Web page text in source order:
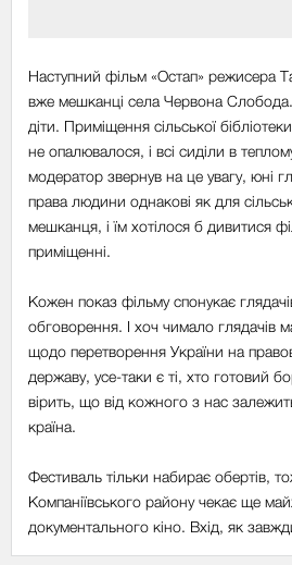
Наступний фільм «Остап» режисера
вже мешканці села Червона
діти. Приміщення сільської
не опалювалося, і всі сиділи в
модератор звернув на це увагу, юні
права людини однакові як для
мешканця, і їм хотілося б дивитися
приміщенні.
Кожен показ фільму спонукає
обговорення. І хоч чимало глядачів
щодо перетворення України на
державу, усе-таки є ті, хто готовий
вірить, що від кожного з нас
країна.
Фестиваль тільки набирає обертів,
Компаніївського району чекає ще
документального кіно. Вхід, як